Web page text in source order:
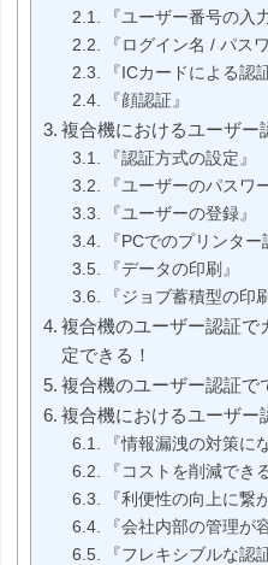
『ユーザー番号の入
『ログイン名 / パス
『ICカードによる認
『顔認証』
複合機におけるユーザー
『認証方式の設定』
『ユーザーのパスワ
『ユーザーの登録』
『PCでのプリンター
『データの印刷』
『ジョブ蓄積型の印
複合機のユーザー認証で
定できる！
複合機のユーザー認証で
複合機におけるユーザー
『情報漏洩の対策に
『コストを削減でき
『利便性の向上に繋
『会社内部の管理が
『フレキシブルな認